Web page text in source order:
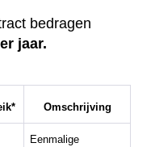
bedragen
jaar.
Omschrijving
Eenmalige